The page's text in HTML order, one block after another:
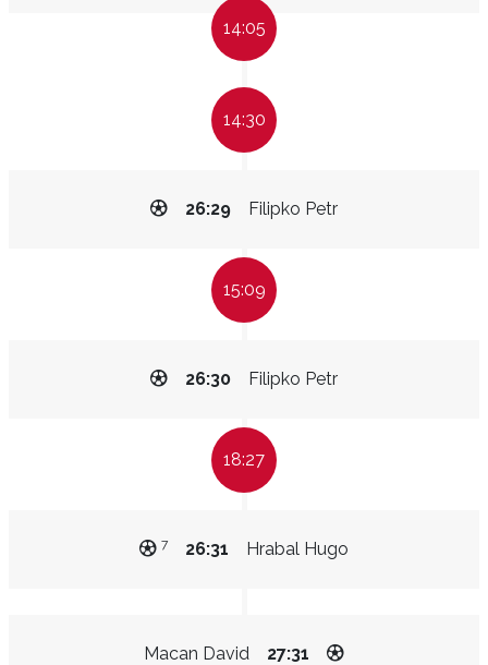
14:05
14:30
Filipko Petr
26:29
15:09
Filipko Petr
26:30
18:27
Hrabal Hugo
26:31
7
Macan David 27:31